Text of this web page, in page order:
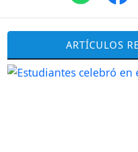
ARTÍCULOS